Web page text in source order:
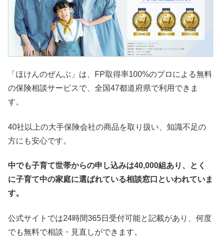
「ほけんのぜんぶ」は、FP取得率100%のプロによる無料
の保険相談サービスで、全国47都道府県で利用できま
す。
40社以上の大手保険会社の商品を取り扱い、知識不足の
方にも安心です。
中でも子育て世帯からの申し込みは40,000組あり、とく
に子育て中の家庭に選ばれている相談窓口といわれていま
す。
公式サイトでは24時間365日受付可能と記載があり、何度
でも無料で相談・見直しができます。